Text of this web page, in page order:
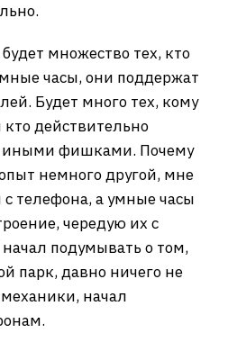
множество тех, кто
часы, они поддержат
Будет много тех, кому
действительно
иными фишками. Почему
немного другой, мне
телефона, а умные часы
чередую их с
подумывать о том,
парк, давно ничего не
начал